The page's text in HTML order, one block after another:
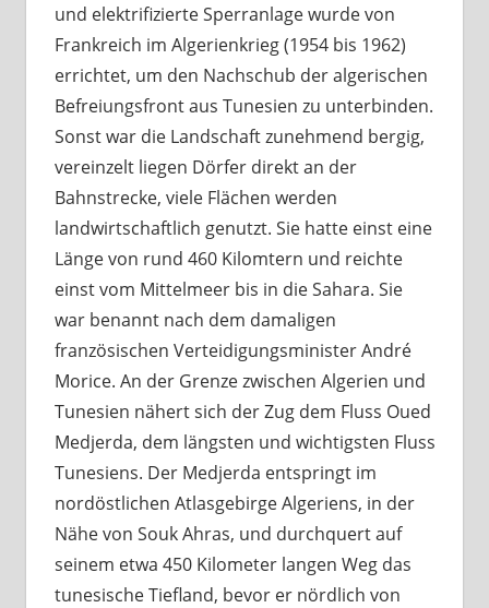
und elektrifizierte Sperranlage wurde von
Frankreich im Algerienkrieg (1954 bis 1962)
errichtet, um den Nachschub der algerischen
Befreiungsfront aus Tunesien zu unterbinden.
Sonst war die Landschaft zunehmend bergig,
vereinzelt liegen Dörfer direkt an der
Bahnstrecke, viele Flächen werden
landwirtschaftlich genutzt. Sie hatte einst eine
Länge von rund 460 Kilomtern und reichte
einst vom Mittelmeer bis in die Sahara. Sie
war benannt nach dem damaligen
französischen Verteidigungsminister André
Morice. An der Grenze zwischen Algerien und
Tunesien nähert sich der Zug dem Fluss Oued
Medjerda, dem längsten und wichtigsten Fluss
Tunesiens. Der Medjerda entspringt im
nordöstlichen Atlasgebirge Algeriens, in der
Nähe von Souk Ahras, und durchquert auf
seinem etwa 450 Kilometer langen Weg das
tunesische Tiefland, bevor er nördlich von